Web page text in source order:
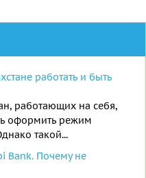
работать и быть
работающих на себя,
оформить режим
такой...
Bank. Почему не